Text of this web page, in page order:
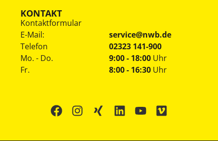
KONTAKT
Kontaktformular
E-Mail:
service@nwb.de
Telefon
02323 141-900
Mo. - Do.
Fr.
9:00 - 18:00 Uhr
8:00 - 16:30 Uhr